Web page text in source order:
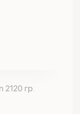
2120 гр.